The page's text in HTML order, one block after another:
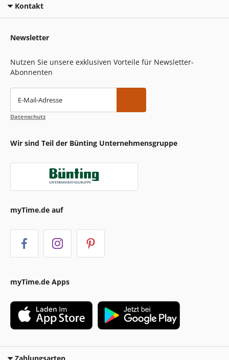
Kontakt
Newsletter
Nutzen Sie unsere exklusiven Vorteile für Newsletter-
Abonnenten
E-Mail-Adresse
Datenschutz
Wir sind Teil der Bünting Unternehmensgruppe
myTime.de auf
myTime.de Apps
Zahlungsarten